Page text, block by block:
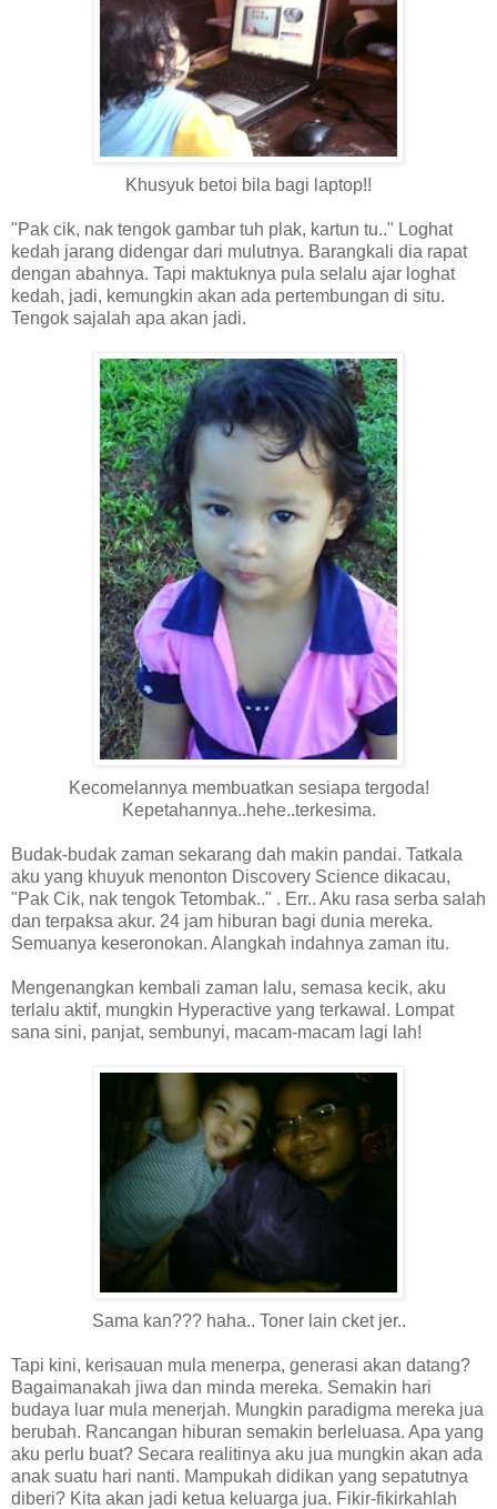
Khusyuk betoi bila bagi laptop!!
"Pak cik, nak tengok gambar tuh plak, kartun tu.." Loghat
kedah jarang didengar dari mulutnya. Barangkali dia rapat
dengan abahnya. Tapi maktuknya pula selalu ajar loghat
kedah, jadi, kemungkin akan ada pertembungan di situ.
Tengok sajalah apa akan jadi.
Kecomelannya membuatkan sesiapa tergoda!
Kepetahannya..hehe..terkesima.
Budak-budak zaman sekarang dah makin pandai. Tatkala
aku yang khuyuk menonton Discovery Science dikacau,
"Pak Cik, nak tengok Tetombak.." . Err.. Aku rasa serba salah
dan terpaksa akur. 24 jam hiburan bagi dunia mereka.
Semuanya keseronokan. Alangkah indahnya zaman itu.
Mengenangkan kembali zaman lalu, semasa kecik, aku
terlalu aktif, mungkin Hyperactive yang terkawal. Lompat
sana sini, panjat, sembunyi, macam-macam lagi lah!
Sama kan??? haha.. Toner lain cket jer..
Tapi kini, kerisauan mula menerpa, generasi akan datang?
Bagaimanakah jiwa dan minda mereka. Semakin hari
budaya luar mula menerjah. Mungkin paradigma mereka jua
berubah. Rancangan hiburan semakin berleluasa. Apa yang
aku perlu buat? Secara realitinya aku jua mungkin akan ada
anak suatu hari nanti. Mampukah didikan yang sepatutnya
diberi? Kita akan jadi ketua keluarga jua. Fikir-fikirkahlah